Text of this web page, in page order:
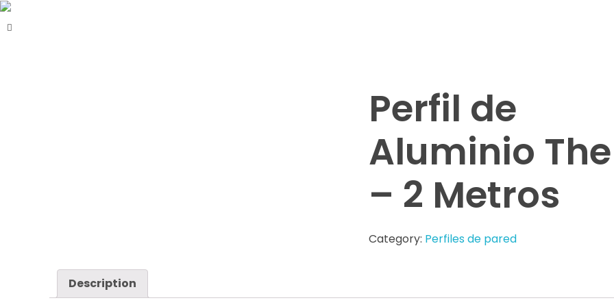
Led Solutions
Perfil de
Aluminio
– 2 Metros
Category: Perfiles de pared
Description